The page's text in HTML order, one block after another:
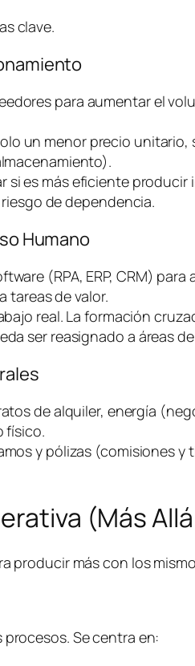
clave.
para aumentar el
un menor precio
si es más eficiente
de dependencia.
Humano
(RPA, ERP, CRM)
tareas de valor.
real. La formación
ser reasignado a áreas
de alquiler, energía
físico.
y pólizas (comisiones
(Más
producir más con los
Se centra en: